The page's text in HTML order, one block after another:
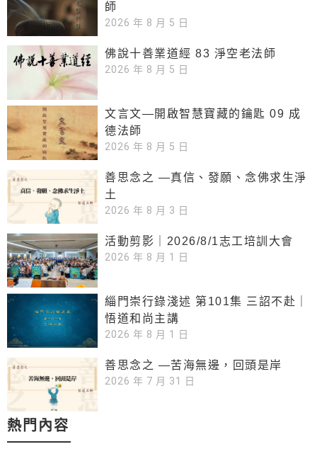
師
2026 年 8 月 5 日
佛說十善業道經 83 淨空老法師
2026 年 8 月 5 日
文言文—開啟智慧寶藏的鑰匙 09 成
德法師
2026 年 8 月 5 日
善思念之 —真信、發願、念佛求生淨
土
2026 年 8 月 3 日
活動剪影｜2026/8/1志工培訓大會
2026 年 8 月 1 日
緇門崇行錄淺述 第101集 三詔不赴｜
悟道和尚主講
2026 年 8 月 1 日
善思念之 —苦海無邊，回頭是岸
2026 年 7 月 31 日
熱門內容